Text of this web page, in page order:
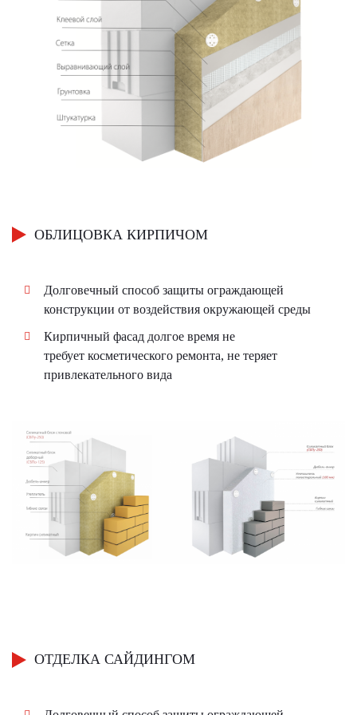
ОБЛИЦОВКА КИРПИЧОМ
Долговечный способ защиты ограждающей
конструкции от воздействия окружающей среды
Кирпичный фасад долгое время не
требует косметического ремонта, не теряет
привлекательного вида
ОТДЕЛКА САЙДИНГОМ